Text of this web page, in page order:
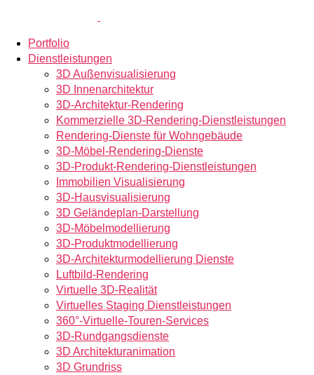
Portfolio
Dienstleistungen
3D Außenvisualisierung
3D Innenarchitektur
3D-Architektur-Rendering
Kommerzielle 3D-Rendering-Dienstleistungen
Rendering-Dienste für Wohngebäude
3D-Möbel-Rendering-Dienste
3D-Produkt-Rendering-Dienstleistungen
Immobilien Visualisierung
3D-Hausvisualisierung
3D Geländeplan-Darstellung
3D-Möbelmodellierung
3D-Produktmodellierung
3D-Architekturmodellierung Dienste
Luftbild-Rendering
Virtuelle 3D-Realität
Virtuelles Staging Dienstleistungen
360°-Virtuelle-Touren-Services
3D-Rundgangsdienste
3D Architekturanimation
3D Grundriss